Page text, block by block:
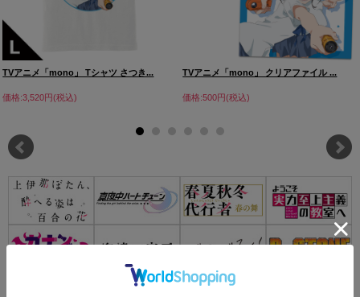
TVアニメ「mono」 Tシャツ さつき...
価格:3,520円(税込)
TVアニメ「mono」 クリアファイル ...
価格:500円(税込)